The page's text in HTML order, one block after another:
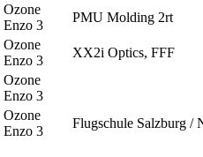
Ozone
Enzo 3
PMU Molding 2rt
Ozone
Enzo 3
XX2i Optics, FFF
Ozone
Enzo 3
Ozone
Enzo 3
Flugschule Salzburg /